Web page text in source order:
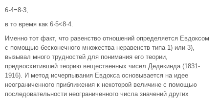
6·4=8·3,
в то время как 6·5<8·4.
Именно тот факт, что равенство отношений определяется Евдоксом
с помощью бесконечного множества неравенств типа 1) или 3),
вызывал много трудностей для понимания его теории,
предвосхитившей теорию вещественных чисел Дедекинда (1831-
1916). И метод исчерпывания Евдокса основывается на идее
неограниченного приближения к некоторой величине с помощью
последовательности неограниченного числа значений других